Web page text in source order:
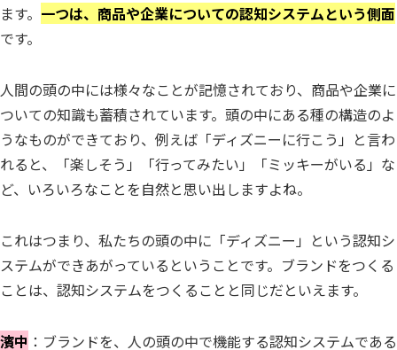
ます。 一つは、商品や企業についての認知システムという側面
です。
人間の頭の中には様々なことが記憶されており、商品や企業に
ついての知識も蓄積されています。頭の中にある種の構造のよ
うなものができており、例えば「ディズニーに行こう」と言わ
れると、「楽しそう」「行ってみたい」「ミッキーがいる」な
ど、いろいろなことを自然と思い出しますよね。
これはつまり、私たちの頭の中に「ディズニー」という認知シ
ステムができあがっているということです。ブランドをつくる
ことは、認知システムをつくることと同じだといえます。
濱中 ：ブランドを、人の頭の中で機能する認知システムである